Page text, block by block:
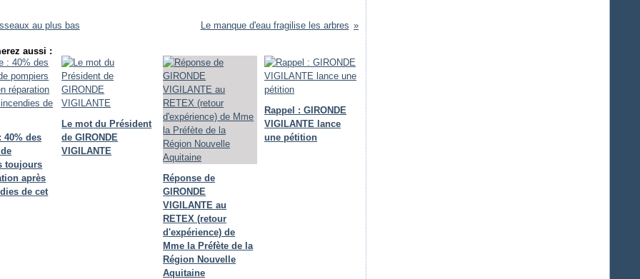
au plus bas Le manque d'eau fragilise les arbres
aussi :
40% des
toujours
après
de cet
Le mot du Président
de GIRONDE
VIGILANTE
Réponse de
GIRONDE
VIGILANTE au
RETEX (retour
d'expérience) de
Mme la Préfète de la
Région Nouvelle
Aquitaine
Rappel : GIRONDE
VIGILANTE lance
une pétition